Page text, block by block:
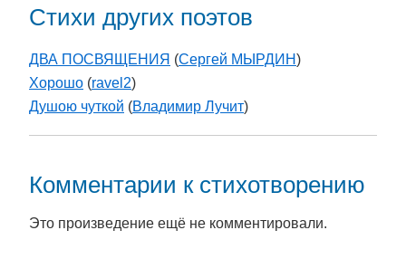
Стихи других поэтов
ДВА ПОСВЯЩЕНИЯ (Сергей МЫРДИН)
Хорошо (ravel2)
Душою чуткой (Владимир Лучит)
Комментарии к стихотворению
Это произведение ещё не комментировали.